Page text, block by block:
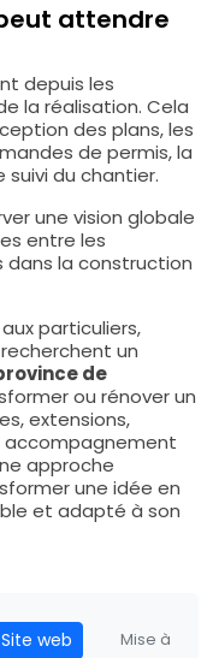
attendre
depuis les
la réalisation. Cela
des plans, les
de permis, la
du chantier.
une vision globale
entre les
dans la construction
particuliers,
un
de
ou rénover un
extensions,
accompagnement
approche
une idée en
et adapté à son
Site web
Mise à